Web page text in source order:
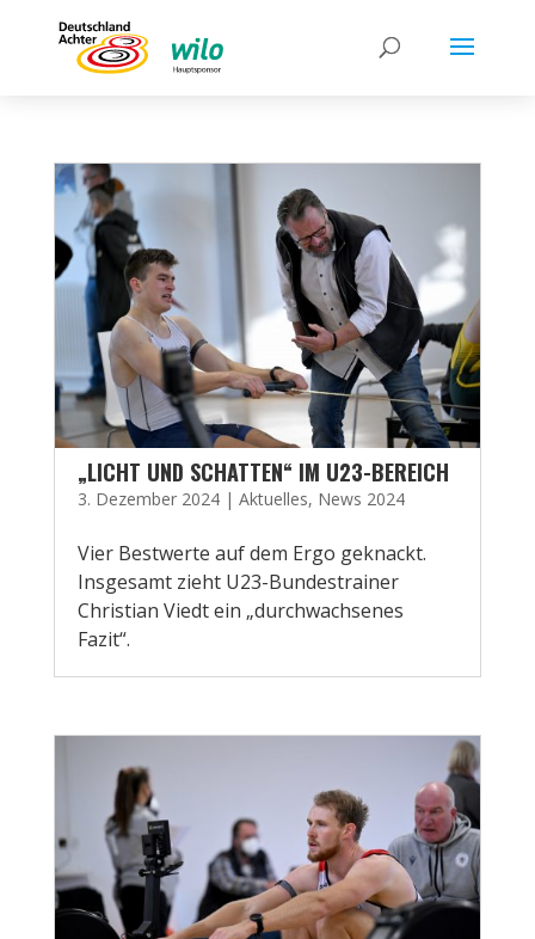
„LICHT UND SCHATTEN“ IM U23-BEREICH
3. Dezember 2024| Aktuelles, News 2024
Vier Bestwerte auf dem Ergo geknackt.
Insgesamt zieht U23-Bundestrainer
Christian Viedt ein „durchwachsenes
Fazit“.